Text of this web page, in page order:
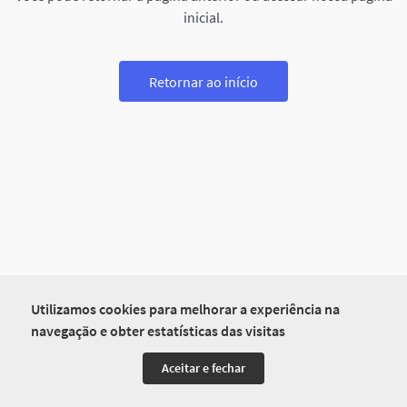
Utilizamos cookies para melhorar a experiência na
navegação e obter estatísticas das visitas
Aceitar e fechar
inicial.
Retornar ao início